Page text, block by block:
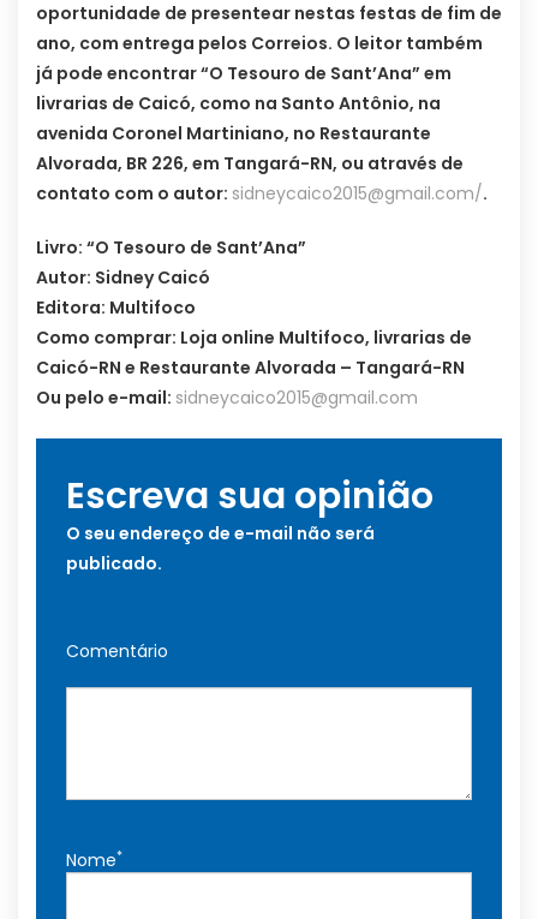
oportunidade de presentear nestas festas de fim de
ano, com entrega pelos Correios. O leitor também
já pode encontrar “O Tesouro de Sant’Ana” em
livrarias de Caicó, como na Santo Antônio, na
avenida Coronel Martiniano, no Restaurante
Alvorada, BR 226, em Tangará-RN, ou através de
contato com o autor: sidneycaico2015@gmail.com/.
Livro: “O Tesouro de Sant’Ana”
Autor: Sidney Caicó
Editora: Multifoco
Como comprar: Loja online Multifoco, livrarias de
Caicó-RN e Restaurante Alvorada – Tangará-RN
Ou pelo e-mail: sidneycaico2015@gmail.com
Escreva sua opinião
O seu endereço de e-mail não será
publicado.
Comentário
Nome*